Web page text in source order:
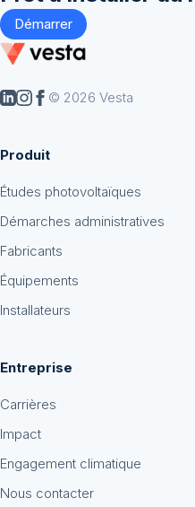
Démarrer
© 2026 Vesta
Produit
Études photovoltaïques
Démarches administratives
Fabricants
Équipements
Installateurs
Entreprise
Carrières
Impact
Engagement climatique
Nous contacter